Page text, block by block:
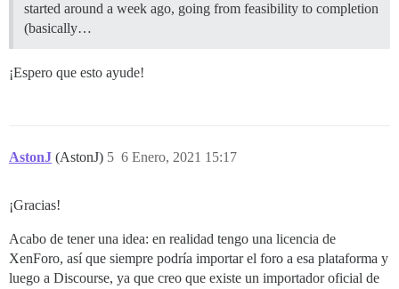
started around a week ago, going from feasibility to completion
(basically…
¡Espero que esto ayude!
AstonJ (AstonJ) 6 Enero, 2021 15:17
5
¡Gracias!
Acabo de tener una idea: en realidad tengo una licencia de
XenForo, así que siempre podría importar el foro a esa plataforma y
luego a Discourse, ya que creo que existe un importador oficial de